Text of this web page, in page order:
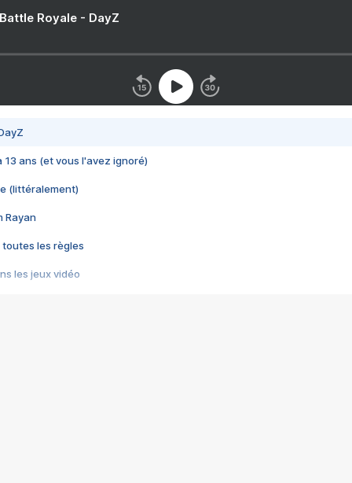
Royale - DayZ
13 ans (et vous l'avez ignoré)
(littéralement)
Rayan
toutes les règles
les jeux vidéo